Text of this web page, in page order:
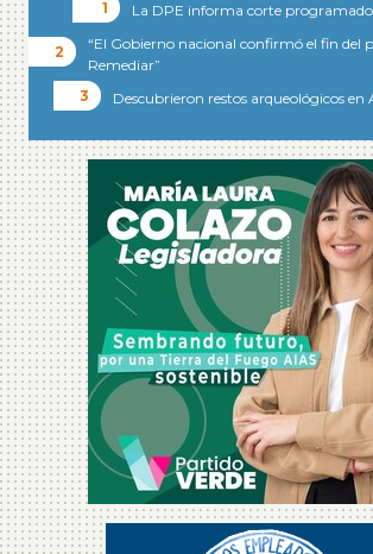
La DPE informa corte programado
“El Gobierno nacional confirmó el fin del
Remediar”
Descubrieron restos arqueológicos en